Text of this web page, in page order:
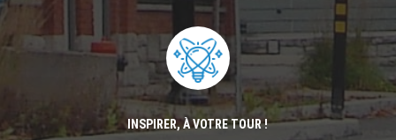
INSPIRER, À VOTRE TOUR !